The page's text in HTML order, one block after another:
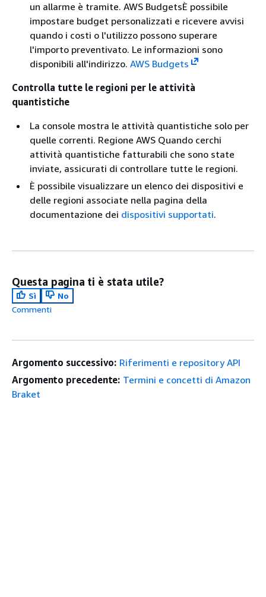
un allarme è tramite. AWS BudgetsÈ possibile
impostare budget personalizzati e ricevere avvisi
quando i costi o l'utilizzo possono superare
l'importo preventivato. Le informazioni sono
disponibili all'indirizzo. AWS Budgets
Controlla tutte le regioni per le attività
quantistiche
La console mostra le attività quantistiche solo per
quelle correnti. Regione AWS Quando cerchi
attività quantistiche fatturabili che sono state
inviate, assicurati di controllare tutte le regioni.
È possibile visualizzare un elenco dei dispositivi e
delle regioni associate nella pagina della
documentazione dei dispositivi supportati.
Questa pagina ti è stata utile?
Sì
No
Commenti
Argomento successivo: Riferimenti e repository API
Argomento precedente: Termini e concetti di Amazon
Braket